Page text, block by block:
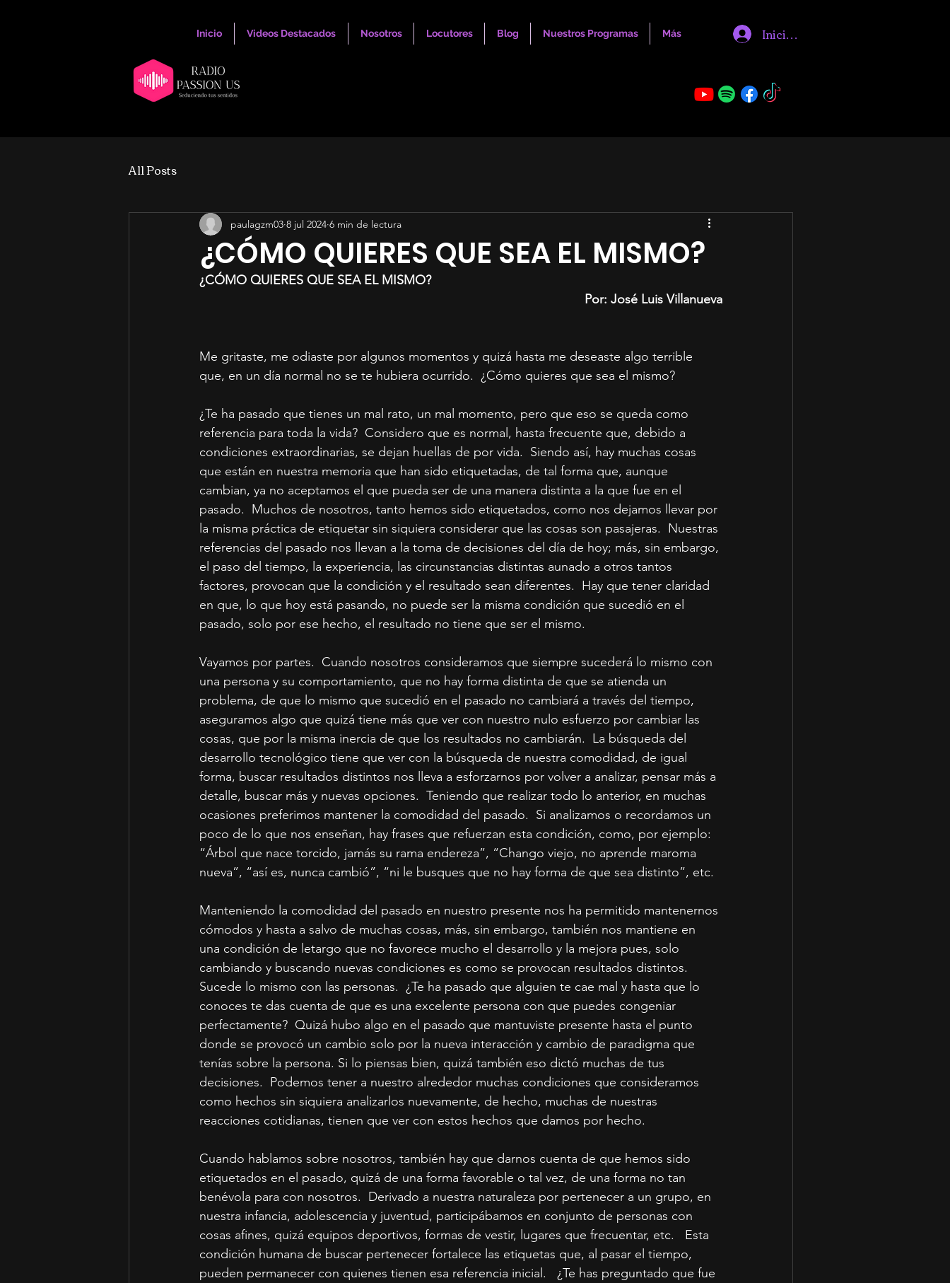
Inicio Videos Destacados Nosotros Locutores Blog Nuestros Programas Más Iniciar sesión
All Posts
¿CÓMO QUIERES QUE SEA EL MISMO?
paulagzm03 8 jul 2024 6 min de lectura
¿CÓMO QUIERES QUE SEA EL MISMO?
Por: José Luis Villanueva
Me gritaste, me odiaste por algunos momentos y quizá hasta me deseaste algo terrible
que, en un día normal no se te hubiera ocurrido.  ¿Cómo quieres que sea el mismo?
¿Te ha pasado que tienes un mal rato, un mal momento, pero que eso se queda como
referencia para toda la vida?  Considero que es normal, hasta frecuente que, debido a
condiciones extraordinarias, se dejan huellas de por vida.  Siendo así, hay muchas cosas
que están en nuestra memoria que han sido etiquetadas, de tal forma que, aunque
cambian, ya no aceptamos el que pueda ser de una manera distinta a la que fue en el
pasado.  Muchos de nosotros, tanto hemos sido etiquetados, como nos dejamos llevar por
la misma práctica de etiquetar sin siquiera considerar que las cosas son pasajeras.  Nuestras
referencias del pasado nos llevan a la toma de decisiones del día de hoy; más, sin embargo,
el paso del tiempo, la experiencia, las circunstancias distintas aunado a otros tantos
factores, provocan que la condición y el resultado sean diferentes.  Hay que tener claridad
en que, lo que hoy está pasando, no puede ser la misma condición que sucedió en el
pasado, solo por ese hecho, el resultado no tiene que ser el mismo.
Vayamos por partes.  Cuando nosotros consideramos que siempre sucederá lo mismo con
una persona y su comportamiento, que no hay forma distinta de que se atienda un
problema, de que lo mismo que sucedió en el pasado no cambiará a través del tiempo,
aseguramos algo que quizá tiene más que ver con nuestro nulo esfuerzo por cambiar las
cosas, que por la misma inercia de que los resultados no cambiarán.  La búsqueda del
desarrollo tecnológico tiene que ver con la búsqueda de nuestra comodidad, de igual
forma, buscar resultados distintos nos lleva a esforzarnos por volver a analizar, pensar más a
detalle, buscar más y nuevas opciones.  Teniendo que realizar todo lo anterior, en muchas
ocasiones preferimos mantener la comodidad del pasado.  Si analizamos o recordamos un
poco de lo que nos enseñan, hay frases que refuerzan esta condición, como, por ejemplo:
“Árbol que nace torcido, jamás su rama endereza”, “Chango viejo, no aprende maroma
nueva”, “así es, nunca cambió”, “ni le busques que no hay forma de que sea distinto”, etc.
Manteniendo la comodidad del pasado en nuestro presente nos ha permitido mantenernos
cómodos y hasta a salvo de muchas cosas, más, sin embargo, también nos mantiene en
una condición de letargo que no favorece mucho el desarrollo y la mejora pues, solo
cambiando y buscando nuevas condiciones es como se provocan resultados distintos.
Sucede lo mismo con las personas.  ¿Te ha pasado que alguien te cae mal y hasta que lo
conoces te das cuenta de que es una excelente persona con que puedes congeniar
perfectamente?  Quizá hubo algo en el pasado que mantuviste presente hasta el punto
donde se provocó un cambio solo por la nueva interacción y cambio de paradigma que
tenías sobre la persona. Si lo piensas bien, quizá también eso dictó muchas de tus
decisiones.  Podemos tener a nuestro alrededor muchas condiciones que consideramos
como hechos sin siquiera analizarlos nuevamente, de hecho, muchas de nuestras
reacciones cotidianas, tienen que ver con estos hechos que damos por hecho.
Cuando hablamos sobre nosotros, también hay que darnos cuenta de que hemos sido
etiquetados en el pasado, quizá de una forma favorable o tal vez, de una forma no tan
benévola para con nosotros.  Derivado a nuestra naturaleza por pertenecer a un grupo, en
nuestra infancia, adolescencia y juventud, participábamos en conjunto de personas con
cosas afines, quizá equipos deportivos, formas de vestir, lugares que frecuentar, etc.   Esta
condición humana de buscar pertenecer fortalece las etiquetas que, al pasar el tiempo,
pueden permanecer con quienes tienen esa referencia inicial.   ¿Te has preguntado que fue